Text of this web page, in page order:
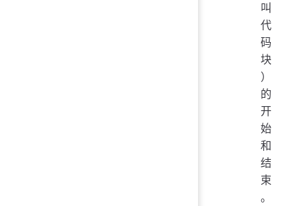
叫
代
码
块
）
的
开
始
和
结
束
。